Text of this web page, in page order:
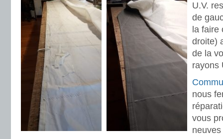
U.V.
de
la faire
droite)
de la
rayons
nous
vous